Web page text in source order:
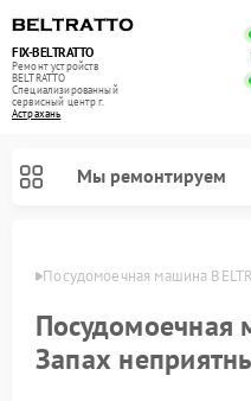
FIX-BELTRATTO
Ремонт устройств
BELTRATTO
Специализированный
cервисный центр г.
Астрахань
Мы ремонтируем
Посудомоечная машина
Посудомоечная
Запах